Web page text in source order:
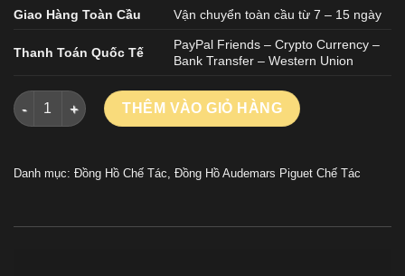
Giao Hàng Toàn Cầu Vận chuyển toàn cầu từ 7 – 15 ngày
Thanh Toán Quốc Tế
PayPal Friends – Crypto Currency –
Bank Transfer – Western Union
Đồng Hồ Audemars Piguet Royal Oak Openworked 15407 Chế
THÊM VÀO GIỎ HÀNG
Danh mục: Đồng Hồ Chế Tác, Đồng Hồ Audemars Piguet Chế Tác